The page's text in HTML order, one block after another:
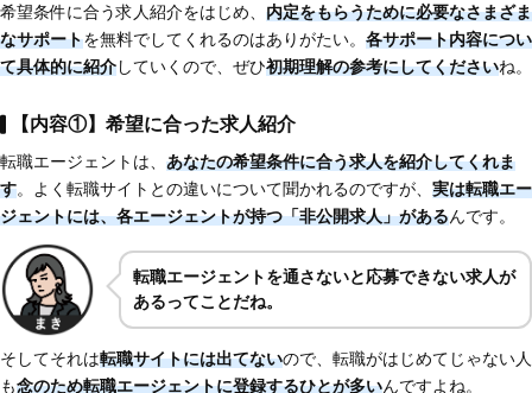
希望条件に合う求人紹介をはじめ、 内定をもらうために必要なさまざま
なサポートを無料でしてくれるのはありがたい。 各サポート内容につい
て具体的に紹介していくので、ぜひ初期理解の参考にしてくださいね。
【内容①】希望に合った求人紹介
転職エージェントは、 あなたの希望条件に合う求人を紹介してくれま
す。よく転職サイトとの違いについて聞かれるのですが、 実は転職エー
ジェントには、各エージェントが持つ「非公開求人」があるんです。
転職エージェントを通さないと応募できない求人が
あるってことだね。
そしてそれは転職サイトには出てないので、転職がはじめてじゃない人
も念のため転職エージェントに登録するひとが多いんですよね。